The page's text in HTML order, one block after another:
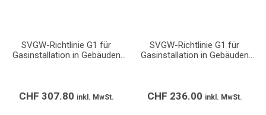
SVGW-Richtlinie G1 für
Gasinstallation in Gebäuden
CHF 307.80 inkl. MwSt.
SVGW-Richtlinie G1 für
Gasinstallation in Gebäuden
CHF 236.00 inkl. MwSt.